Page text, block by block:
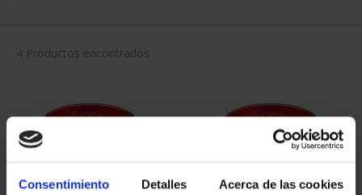
Consentimiento Detalles Acerca de las cookies
4 Productos encontrados